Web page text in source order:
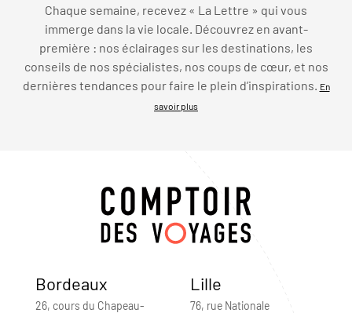
Chaque semaine, recevez « La Lettre » qui vous
immerge dans la vie locale. Découvrez en avant-
première : nos éclairages sur les destinations, les
conseils de nos spécialistes, nos coups de cœur, et nos
dernières tendances pour faire le plein d’inspirations. En
savoir plus
Bordeaux
26, cours du Chapeau-
Lille
76, rue Nationale